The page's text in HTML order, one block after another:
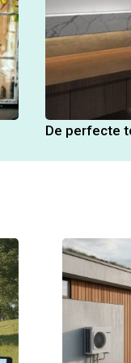
De perfecte